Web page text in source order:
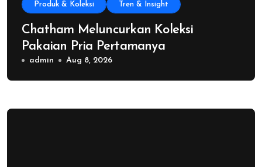
Produk & Koleksi Tren & Insight
Chatham Meluncurkan Koleksi
Pakaian Pria Pertamanya
admin Aug 8, 2026